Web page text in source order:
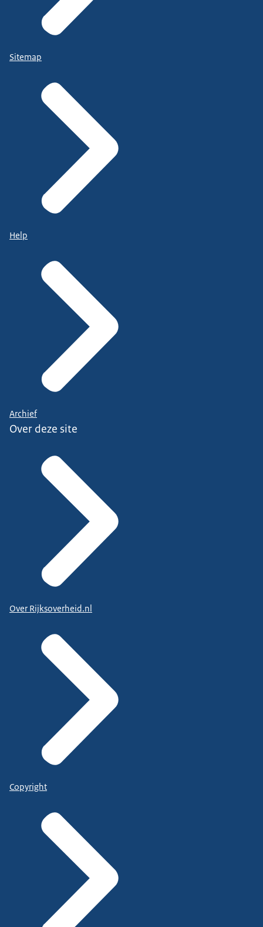
Sitemap
Help
Archief
Over deze site
Over Rijksoverheid.nl
Copyright